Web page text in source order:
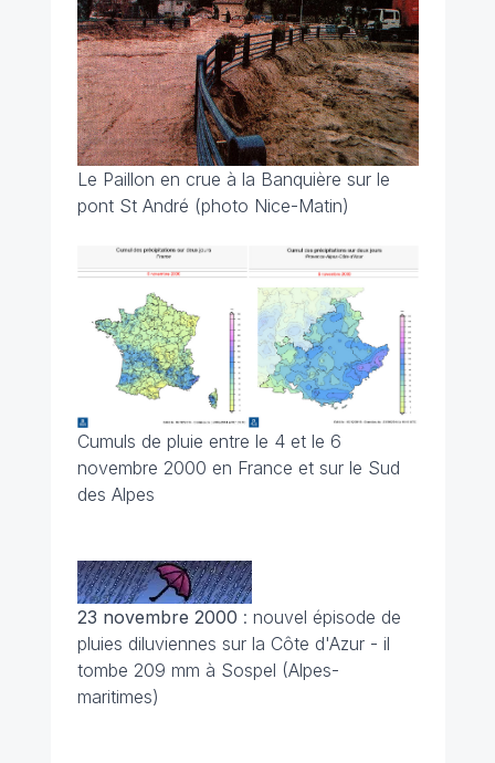
Le Paillon en crue à la Banquière sur le
pont St André (photo Nice-Matin)
Cumuls de pluie entre le 4 et le 6
novembre 2000 en France et sur le Sud
des Alpes
23 novembre 2000 : nouvel épisode de
pluies diluviennes sur la Côte d'Azur - il
tombe 209 mm à Sospel (Alpes-
maritimes)